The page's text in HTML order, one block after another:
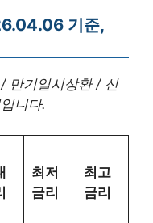
기준,
만기일시상환 / 신
니다.
최저
금리
최고
금리